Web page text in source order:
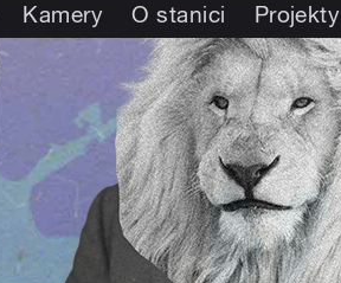
Kamery O stanici Projekty